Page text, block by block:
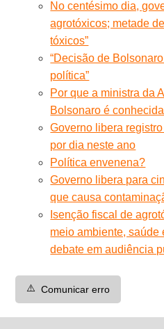
No centésimo dia,
agrotóxicos; metade
tóxicos”
“Decisão de
política”
Por que a ministra da
Bolsonaro é
Governo libera
por dia neste ano
Política envenena?
Governo libera para
que causa
Isenção fiscal de
meio ambiente, saúde
debate em audiência
⚠️ Comunicar erro